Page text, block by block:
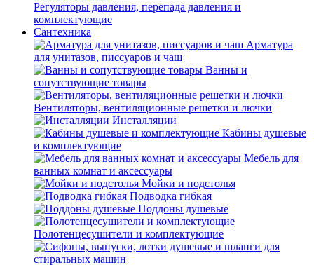
Регуляторы давления, перепада давления и
комплектующие
Сантехника
Арматура
для унитазов, писсуаров и чаш
Ванны и
сопутствующие товары
Вентиляторы, вентиляционные решетки и лючки
Инсталляции
Кабины душевые
и комплектующие
Мебель для
ванных комнат и аксессуары
Мойки и подстолья
Подводка гибкая
Поддоны душевые
Полотенцесушители и комплектующие